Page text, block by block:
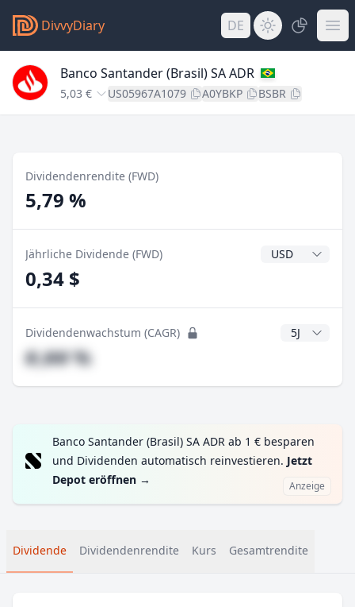
DivvyDiary DE
Banco Santander (Brasil) SA ADR
5,03 € US05967A1079 A0YBKP BSBR
Dividendenrendite (FWD)
5,79 %
Jährliche Dividende (FWD)
0,34 $
Dividendenwachstum (CAGR) CAGR Jahre
#,## %
Banco Santander (Brasil) SA ADR ab 1 € besparen
und Dividenden automatisch reinvestieren. Jetzt
Depot eröffnen → Anzeige
Dividende Dividendenrendite Kurs Gesamtrendite